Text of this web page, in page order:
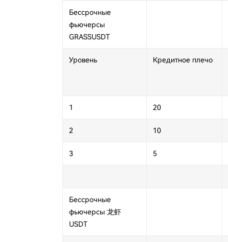
Бессрочные
фьючерсы
GRASSUSDT
Уровень Кредитное плечо
1 20
2 10
3 5
Бессрочные
фьючерсы 龙虾
USDT